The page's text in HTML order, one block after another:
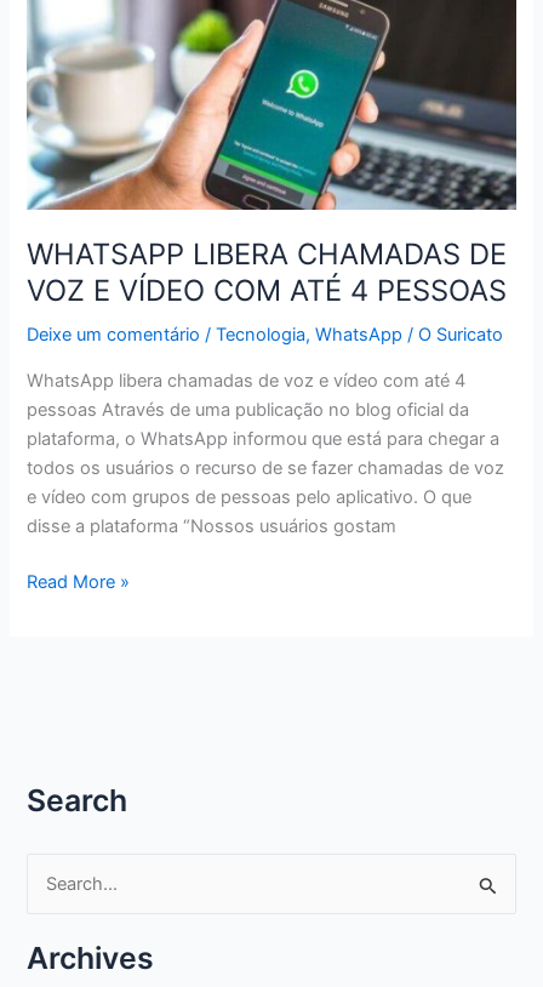
WHATSAPP
AGORA
COM
CUPONS
FALSOS
DO
MC
WHATSAPP LIBERA CHAMADAS DE
VOZ E VÍDEO COM ATÉ 4 PESSOAS
Deixe um comentário /Tecnologia,WhatsApp /O Suricato
WhatsApp libera chamadas de voz e vídeo com até 4
pessoas Através de uma publicação no blog oficial da
plataforma, o WhatsApp informou que está para chegar a
todos os usuários o recurso de se fazer chamadas de voz
e vídeo com grupos de pessoas pelo aplicativo. O que
disse a plataforma “Nossos usuários gostam
WHATSAPP
COM
ATÉ
PESSOAS
Read More »
Search
q
Archives